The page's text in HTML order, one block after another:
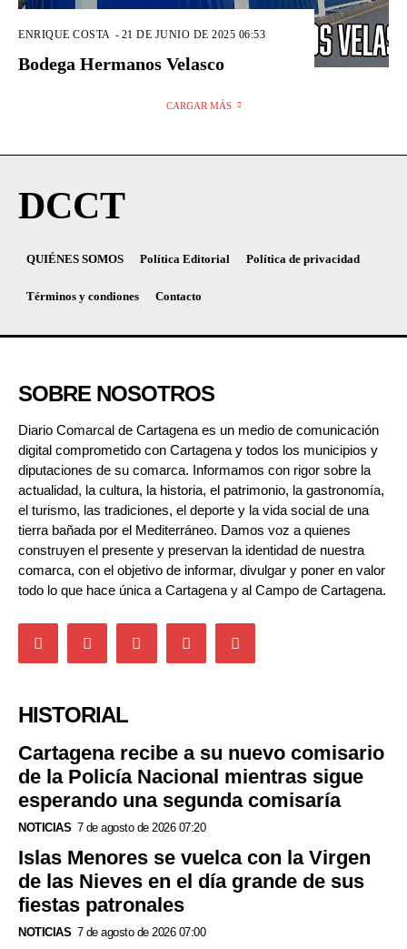
ENRIQUE COSTA - 21 DE JUNIO DE 2025 06:53
Bodega Hermanos Velasco
CARGAR MÁS
DCCT
QUIÉNES SOMOS Política Editorial Política de privacidad
Términos y condiones Contacto
SOBRE NOSOTROS
Diario Comarcal de Cartagena es un medio de comunicación
digital comprometido con Cartagena y todos los municipios y
diputaciones de su comarca. Informamos con rigor sobre la
actualidad, la cultura, la historia, el patrimonio, la gastronomía,
el turismo, las tradiciones, el deporte y la vida social de una
tierra bañada por el Mediterráneo. Damos voz a quienes
construyen el presente y preservan la identidad de nuestra
comarca, con el objetivo de informar, divulgar y poner en valor
todo lo que hace única a Cartagena y al Campo de Cartagena.
HISTORIAL
Cartagena recibe a su nuevo comisario
de la Policía Nacional mientras sigue
esperando una segunda comisaría
NOTICIAS 7 de agosto de 2026 07:20
Islas Menores se vuelca con la Virgen
de las Nieves en el día grande de sus
fiestas patronales
NOTICIAS 7 de agosto de 2026 07:00